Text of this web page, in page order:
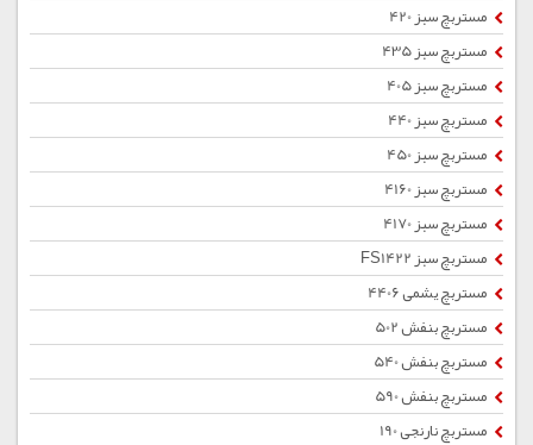
مستربچ سبز 420
مستربچ سبز 435
مستربچ سبز 405
مستربچ سبز 440
مستربچ سبز 450
مستربچ سبز 4160
مستربچ سبز 4170
مستربچ سبز FS1422
مستربچ یشمی 4406
مستربچ بنفش 502
مستربچ بنفش 540
مستربچ بنفش 590
مستربچ نارنجی 190